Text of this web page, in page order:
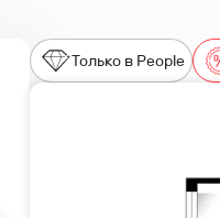
Только в People